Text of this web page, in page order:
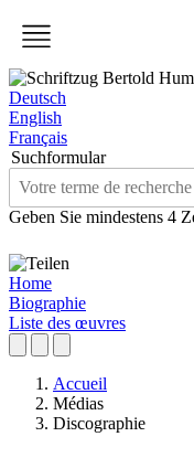
Deutsch
English
Français
Suchformular
Geben Sie mindestens 4
Home
Biographie
Liste des œuvres
Accueil
Médias
Discographie